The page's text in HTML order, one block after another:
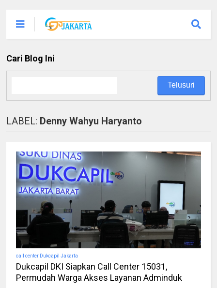
Cari Blog Ini
LABEL: Denny Wahyu Haryanto
call center Dukcapil Jakarta
Dukcapil DKI Siapkan Call Center 15031,
Permudah Warga Akses Layanan Adminduk